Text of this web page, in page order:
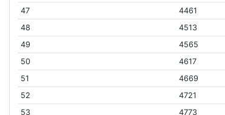
47
4461
48
4513
49
4565
50
4617
51
4669
52
4721
53
4773